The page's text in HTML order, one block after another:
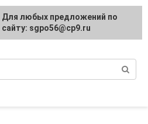
водопровод,
Для любых предложений по
сайту: sgpo56@cp9.ru